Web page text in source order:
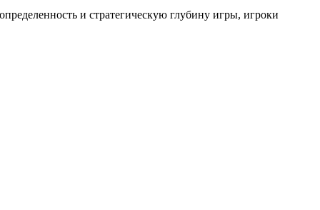
и стратегическую глубину игры, игроки